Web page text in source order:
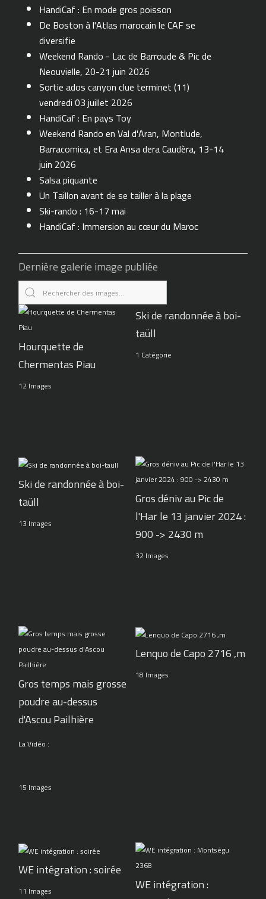
HandiCaf : En mode gros poisson
De Boston à l'Atlas marocain le CAF se
diversifie
Weekend Rando - Lac de Barroude & Pic de
Neouvielle, 20-21 juin 2026
Sortie ados canyon clue terminet (11)
vendredi 03 juillet 2026
HandiCaf : En pays Toy
Weekend Rando en Val d'Aran, Montlude,
Barracomica, et Era Ansa dera Caudèra, 13-14
juin 2026
Salsa piquante
Un Taillon avant de se tailler à la plage
Ski-rando : 16-17 mai
HandiCaf : Immersion au cœur du Maroc
Dernière galerie image publiée
Hourquette de
Chermentas Piau
12 Images
Ski de randonnée à boi-
taüll
1 Catégorie
Ski de randonnée à boi-
taüll
13 Images
Gros déniv au Pic de
l'Har le 13 janvier 2024 :
900 -> 2430 m
32 Images
Gros temps mais grosse
poudre au-dessus
d'Ascou Pailhière
La Vidéo :
15 Images
Lenquo de Capo 2716 ,m
18 Images
WE intégration : soirée
11 Images
WE intégration :